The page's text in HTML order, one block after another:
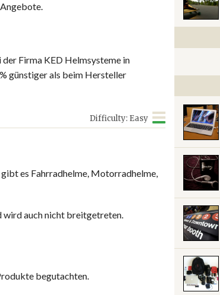
der Firma KED Helmsysteme in
günstiger als beim Hersteller
Difficulty: Easy
es Fahrradhelme, Motorradhelme,
auch nicht breitgetreten.
begutachten.